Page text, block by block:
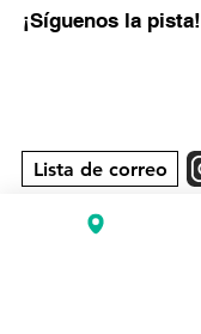
¡Síguenos la pista!
Lista de correo